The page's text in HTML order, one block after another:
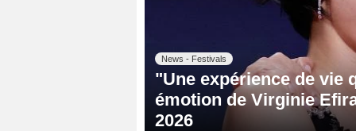
News - Festivals
"Une expérience de vie
émotion de Virginie
2026